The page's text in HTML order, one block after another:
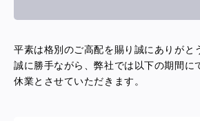
平素は格別のご高配を賜り誠にありがと
誠に勝手ながら、弊社では以下の期間に
休業とさせていただきます。